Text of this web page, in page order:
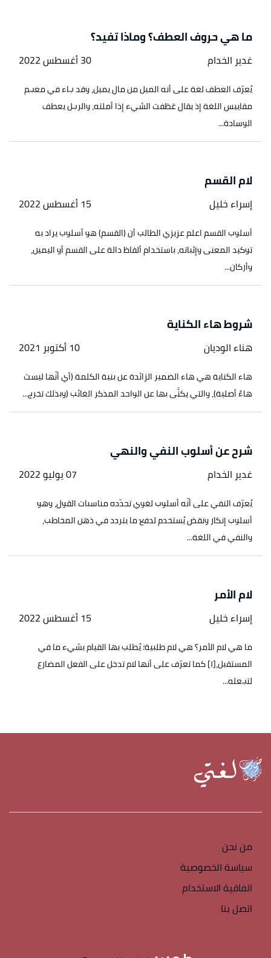
ما هي حروف العطف؟ وماذا تفيد؟
غدير الخدام 30 أغسطس 2022
يُعرّف العطف لغة على أنه الميل من مال يميل، وقد جاء في معجم
مقاييس اللغة إذ يقال عَطَفت الشيء إذا أملته، والرجل يعطف
الوسادة...
لام القسم
إسراء خليل 15 أغسطس 2022
أسلوب القسم اعلم عزيزي الطالب أن (القسم) هو أسلوب يراد به
توكيد المعنى وإثباته، باستخدام ألفاظ دالة على القسم أو اليمين،
وأركان...
شروط هاء الكناية
هناء الوديان 10 أكتوبر 2021
هاء الكناية هي هاء الضمير الزائدة عن بنية الكلمة (أي أنّها ليست
هاءً أصلية)، والتي يكنَّى بها عن الواحد المذكر الغائب (وبذلك تخرج...
شرح عن أسلوب النفي والنهي
غدير الخدام 07 يوليو 2022
يُعرّف النفي على أنّه أسلوب لغوي تحدّده مناسبات القول، وهو
أسلوب إنكار ونقض يُستخدم لدفع ما يتردد في ذهن المخاطب،
والنفي في اللغة...
لام الأمر
إسراء خليل 15 أغسطس 2022
ما هي لام الأمر؟ هي لام طلبية؛ يُطلب بها القيام بشيء ما في
المستقبل،[١] كما تعرّف على أنها لام تدخل على الفعل المضارع
لتجعله...
من نحن
سياسة الخصوصية
اتفاقية الاستخدام
اتصل بنا